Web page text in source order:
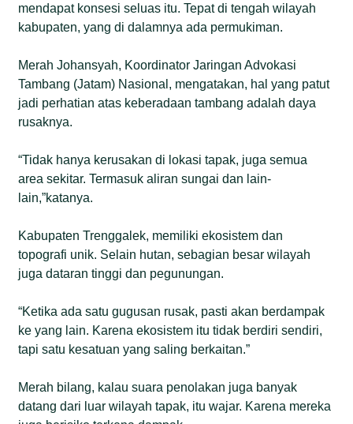
mendapat konsesi seluas itu. Tepat di tengah wilayah
kabupaten, yang di dalamnya ada permukiman.
Merah Johansyah, Koordinator Jaringan Advokasi
Tambang (Jatam) Nasional, mengatakan, hal yang patut
jadi perhatian atas keberadaan tambang adalah daya
rusaknya.
“Tidak hanya kerusakan di lokasi tapak, juga semua
area sekitar. Termasuk aliran sungai dan lain-
lain,”katanya.
Kabupaten Trenggalek, memiliki ekosistem dan
topografi unik. Selain hutan, sebagian besar wilayah
juga dataran tinggi dan pegunungan.
“Ketika ada satu gugusan rusak, pasti akan berdampak
ke yang lain. Karena ekosistem itu tidak berdiri sendiri,
tapi satu kesatuan yang saling berkaitan.”
Merah bilang, kalau suara penolakan juga banyak
datang dari luar wilayah tapak, itu wajar. Karena mereka